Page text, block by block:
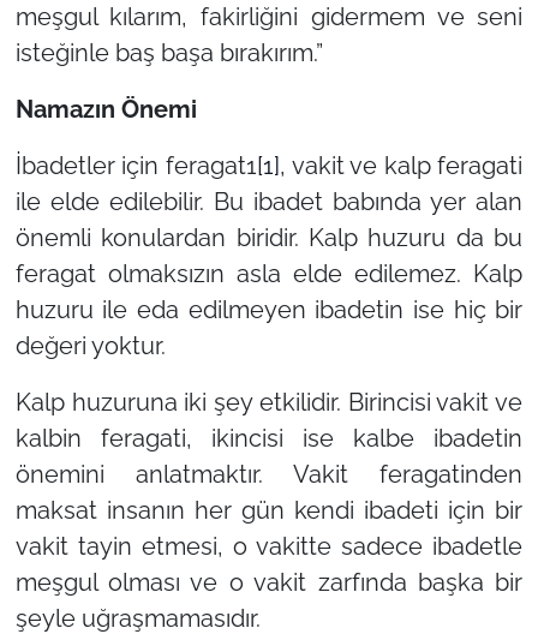
meşgul kılarım, fakirliğini gidermem ve seni
isteğinle baş başa bırakırım.”
Namazın Önemi
İbadetler için feragat1[1], vakit ve kalp feragati
ile elde edilebilir. Bu ibadet babında yer alan
önemli konulardan biridir. Kalp huzuru da bu
feragat olmaksızın asla elde edilemez. Kalp
huzuru ile eda edilmeyen ibadetin ise hiç bir
değeri yoktur.
Kalp huzuruna iki şey etkilidir. Birincisi vakit ve
kalbin feragati, ikincisi ise kalbe ibadetin
önemini anlatmaktır. Vakit feragatinden
maksat insanın her gün kendi ibadeti için bir
vakit tayin etmesi, o vakitte sadece ibadetle
meşgul olması ve o vakit zarfında başka bir
şeyle uğraşmamasıdır.